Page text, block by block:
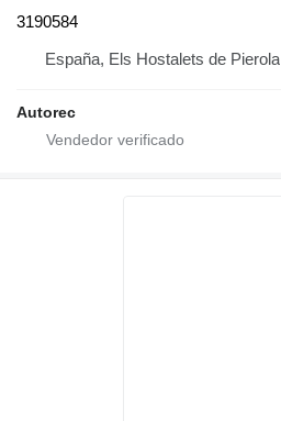
3190584
España, Els Hostalets de Pierola
Autorec